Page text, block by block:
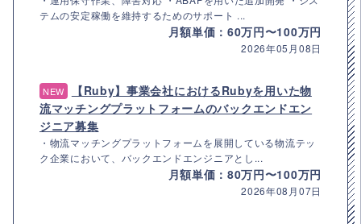
テムの安定稼働を維持するためのサポート ...
月額単価：60万円〜100万円
2026年05月08日
NEW
【Ruby】事業会社におけるRubyを用いた物
流マッチングプラットフォームのバックエンドエン
ジニア募集
・物流マッチングプラットフォームを展開している物流テッ
ク企業において、バックエンドエンジニアとし...
月額単価：80万円〜100万円
2026年08月07日